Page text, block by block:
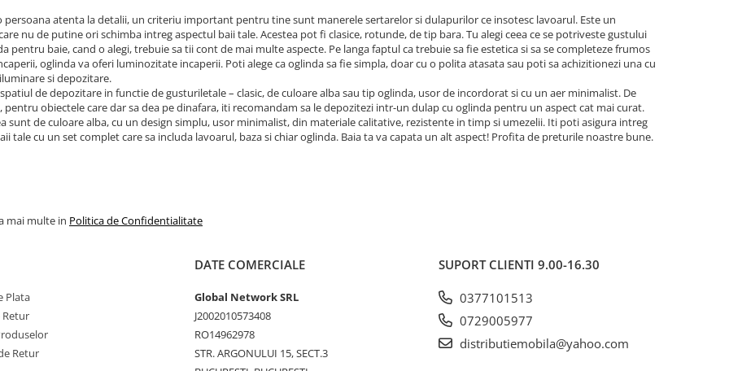
persoana atenta la detalii, un criteriu important pentru tine sunt manerele sertarelor si dulapurilor ce insotesc lavoarul. Este un
nu de putine ori schimba intreg aspectul baii tale. Acestea pot fi clasice, rotunde, de tip bara. Tu alegi ceea ce se potriveste gustului
pentru baie, cand o alegi, trebuie sa tii cont de mai multe aspecte. Pe langa faptul ca trebuie sa fie estetica si sa se completeze frumos
oglinda va oferi luminozitate incaperii. Poti alege ca oglinda sa fie simpla, doar cu o polita atasata sau poti sa achizitionezi una cu
si depozitare.
de depozitare in functie de gusturiletale – clasic, de culoare alba sau tip oglinda, usor de incordorat si cu un aer minimalist. De
pentru obiectele care dar sa dea pe dinafara, iti recomandam sa le depozitezi intr-un dulap cu oglinda pentru un aspect cat mai curat.
sunt de culoare alba, cu un design simplu, usor minimalist, din materiale calitative, rezistente in timp si umezelii. Iti poti asigura intreg
tale cu un set complet care sa includa lavoarul, baza si chiar oglinda. Baia ta va capata un alt aspect! Profita de preturile noastre bune.
mai multe in Politica de Confidentialitate
Plata
Retur
Retur
DATE COMERCIALE
Global Network SRL
J2002010573408
RO14962978
STR. ARGONULUI 15, SECT.3
SUPORT CLIENTI 9.00-16.30
0377101513
0729005977
distributiemobila@yahoo.com